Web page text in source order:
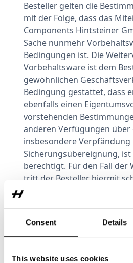
Consent Details
This website uses cookies
Besteller gelten die
mit der Folge, dass das
Components Hintsteiner
Sache nunmehr
Bedingungen ist. Die
Vorbehaltsware ist dem
gewöhnlichen
Bedingung gestattet, dass
ebenfalls einen
vorstehenden
anderen Verfügungen über
insbesondere Verpfändung
Sicherungsübereignung,
berechtigt. Für den Fall der
tritt der Besteller hiermit
Erfüllung sämtlicher
Components Hintsteiner
und sonstigen Ansprüche
allen Nebenrechten an die